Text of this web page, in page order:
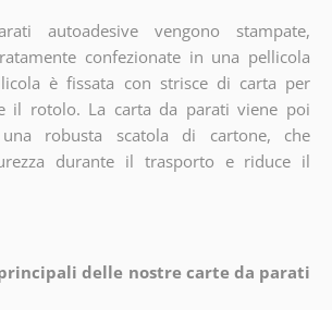
autoadesive vengono stampate,
confezionate in una pellicola
è fissata con strisce di carta per
il rotolo. La carta da parati viene poi
robusta scatola di cartone, che
durante il trasporto e riduce il
delle nostre carte da parati